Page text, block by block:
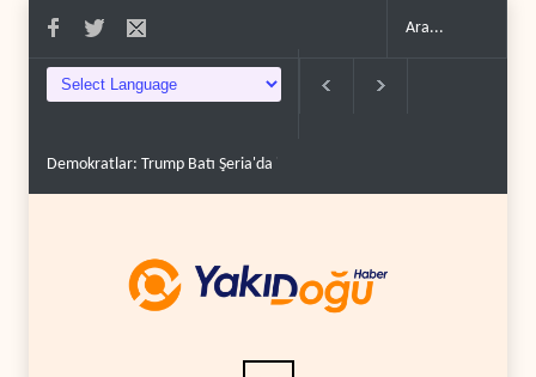
.. İsrail, beyin göçünde rekora koşuyor..